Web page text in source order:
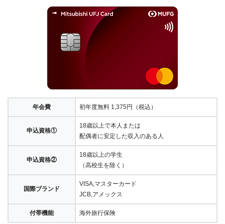
年会費 初年度無料 1,375円（税込）
申込資格①
18歳以上で本人または
配偶者に安定した収入のある人
申込資格②
18歳以上の学生
（高校生を除く）
国際ブランド
VISA,マスターカード
JCB,アメックス
付帯機能 海外旅行保険